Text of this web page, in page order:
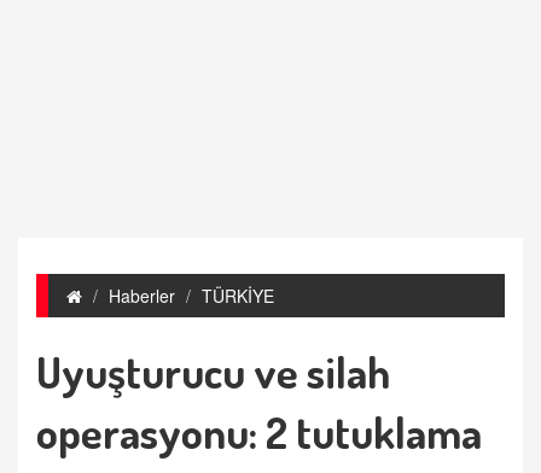
Haberler TÜRKİYE
Uyuşturucu ve silah
operasyonu: 2 tutuklama